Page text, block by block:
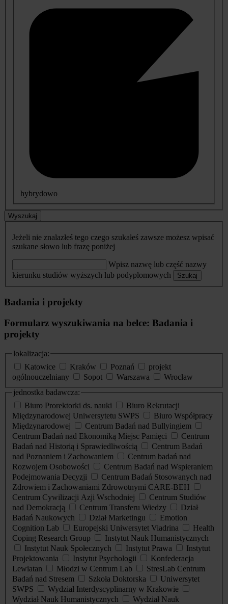
hybrydowo
Wyszukaj
Jeżeli nie znalazłeś tego czego szukałeś zawsze możesz wpisać
szukane słowo lub frazę poniżej
Wpisz nazwę lub część nazwy
kierunku studiów wyższych lub podyplomowych
Szukaj
Badania i projekty
Formularz wyszukiwania na belce: Badania i
projekty
lokalizacja:
Katowice
Kraków Poznań
projekt
ogólnouczelniany
Sopot Warszawa
Wrocław
jednostka badawcza:
Biuro Prorektorki ds. nauki
Biuro Rekrutacji
Międzynarodowej Uniwersytetu SWPS
Biuro Współpracy
Międzynarodowej
Centrum Badań nad Bullyingiem
Centrum Badań nad Ekonomiką Miejsc Pamięci
Centrum
Badań nad Historią i Sprawiedliwością
Centrum Badań
nad Poznaniem i Zachowaniem
Centrum badań nad
Rozwojem Osobowości
Centrum Badań nad Wspieraniem
Podejmowania Decyzji
Centrum Badań Stosowanych nad
Zdrowiem i Zachowaniami Zdrowotnymi CARE-BEH
Centrum Cywilizacji Azji Wschodniej
Centrum Studiów
nad Demokracją
Centrum Transferu Wiedzy
Dział
Badań Naukowych
Dział Marketingu
Emotion
Cognition Lab
Europejski Uniwersytet Viadrina
Health
Coping Research Group
Instytut Nauk Humanistycznych
Instytut Nauk Społecznych
Instytut Prawa
Instytut
Projektowania
Instytut Psychologii
Konfederacja
Lewiatan
Młodzi w Centrum Lab
StresLab Centrum
Badań nad Stresem
Szkoła Doktorska
Uniwersytet
SWPS
Wydział Interdyscyplinarny w Krakowie
Wydział Nauk Humanistycznych
Wydział Nauk